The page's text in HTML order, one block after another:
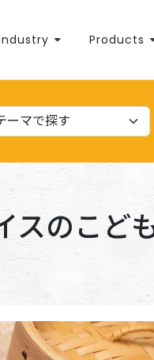
Products
スのこど